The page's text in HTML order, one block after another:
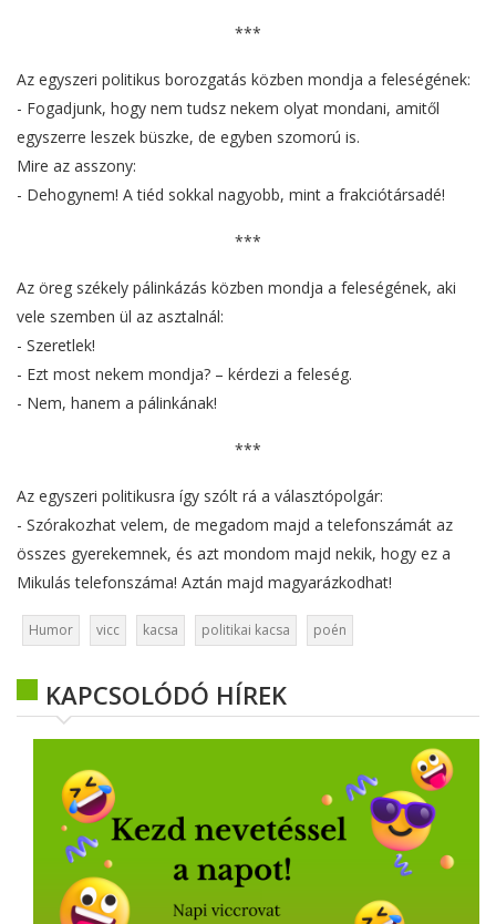
***
Az egyszeri politikus borozgatás közben mondja a feleségének:
- Fogadjunk, hogy nem tudsz nekem olyat mondani, amitől
egyszerre leszek büszke, de egyben szomorú is.
Mire az asszony:
- Dehogynem! A tiéd sokkal nagyobb, mint a frakciótársadé!
***
Az öreg székely pálinkázás közben mondja a feleségének, aki
vele szemben ül az asztalnál:
- Szeretlek!
- Ezt most nekem mondja? – kérdezi a feleség.
- Nem, hanem a pálinkának!
***
Az egyszeri politikusra így szólt rá a választópolgár:
- Szórakozhat velem, de megadom majd a telefonszámát az
összes gyerekemnek, és azt mondom majd nekik, hogy ez a
Mikulás telefonszáma! Aztán majd magyarázkodhat!
Humor vicc kacsa politikai kacsa poén
KAPCSOLÓDÓ HÍREK